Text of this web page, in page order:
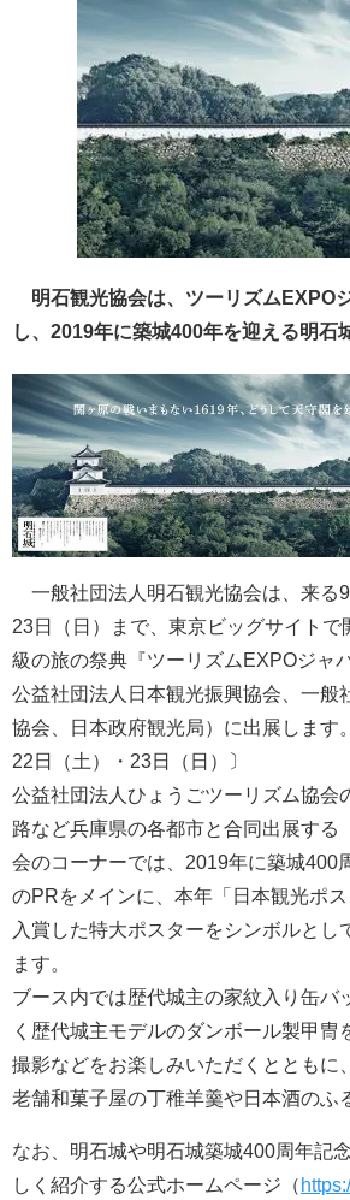
明石観光協会は、ツーリズムEXPO
し、2019年に築城400年を迎える明石
一般社団法人明石観光協会は、来る
23日（日）まで、東京ビッグサイトで
級の旅の祭典『ツーリズムEXPOジャ
公益社団法人日本観光振興協会、一般
協会、日本政府観光局）に出展します
22日（土）・23日（日）〕
公益社団法人ひょうごツーリズム協会
路など兵庫県の各都市と合同出展する
会のコーナーでは、2019年に築城400
のPRをメインに、本年「日本観光ポ
入賞した特大ポスターをシンボルとし
ます。
ブース内では歴代城主の家紋入り缶バ
く歴代城主モデルのダンボール製甲冑
撮影などをお楽しみいただくとともに
老舗和菓子屋の丁稚羊羹や日本酒のふ
なお、明石城や明石城築城400周年記
しく紹介する公式ホームページ（